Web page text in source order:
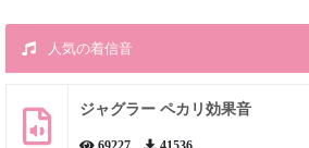
人気の着信音
ジャグラー ペカリ効果音